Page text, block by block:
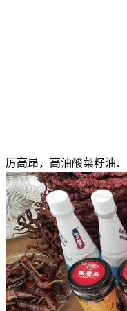
厉高昂，高油酸菜籽油